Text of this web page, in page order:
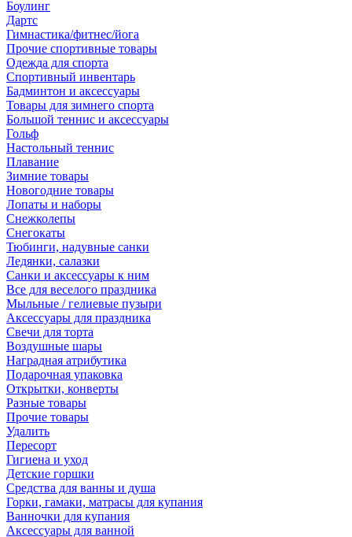
Боулинг
Дартс
Гимнастика/фитнес/йога
Прочие спортивные товары
Одежда для спорта
Спортивный инвентарь
Бадминтон и аксессуары
Товары для зимнего спорта
Большой теннис и аксессуары
Гольф
Настольный теннис
Плавание
Зимние товары
Новогодние товары
Лопаты и наборы
Снежколепы
Снегокаты
Тюбинги, надувные санки
Ледянки, салазки
Санки и аксессуары к ним
Все для веселого праздника
Мыльные / гелиевые пузыри
Аксессуары для праздника
Свечи для торта
Воздушные шары
Наградная атрибутика
Подарочная упаковка
Открытки, конверты
Разные товары
Прочие товары
Удалить
Пересорт
Гигиена и уход
Детские горшки
Средства для ванны и душа
Горки, гамаки, матрасы для купания
Ванночки для купания
Аксессуары для ванной